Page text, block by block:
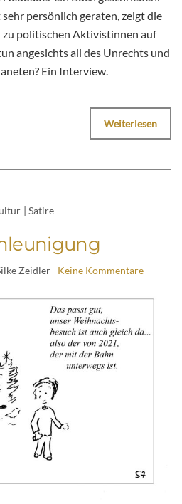
persönlich geraten, zeigt die
politischen Aktivistinnen auf
angesichts all des Unrechts und
Ein Interview.
Weiterlesen
| Satire
Zeidler Keine Kommentare